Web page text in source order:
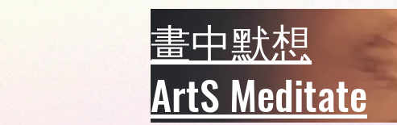
畫中默想
ArtS Meditate